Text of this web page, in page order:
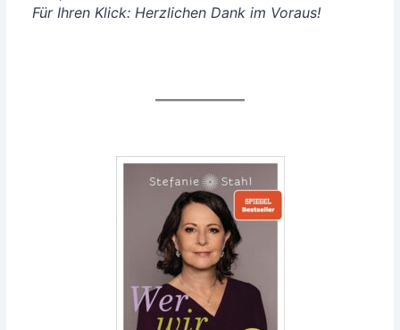
Für Ihren Klick: Herz­li­chen Dank im Voraus!